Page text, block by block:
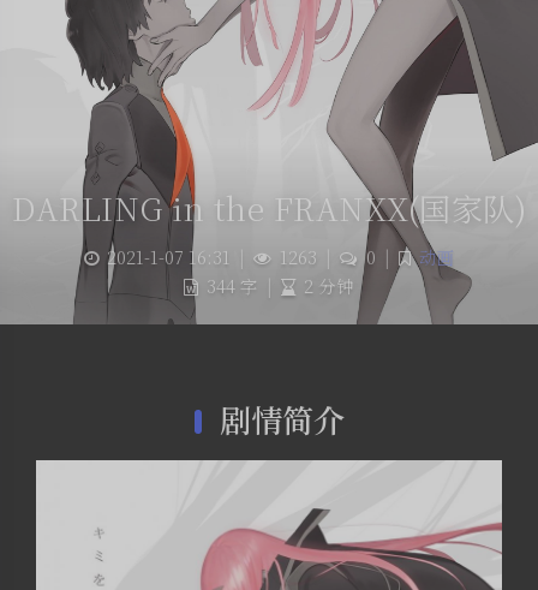
DARLING in the FRANXX(国家队)
2021-1-07 16:31 1263 0 |
动画
344 字 | 2 分钟
剧情简介